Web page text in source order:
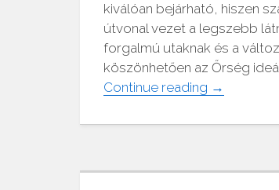
kiválóan bejárható, hiszen
útvonal vezet a legszebb
forgalmú utaknak és a
köszönhetően az Őrség
Continue reading "Kerékpáros
az
→